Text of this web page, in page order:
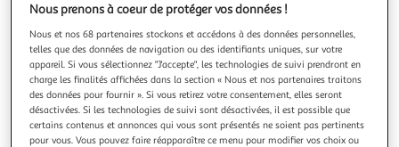
Nous prenons à coeur de protéger vos données !
Nous et nos 68 partenaires stockons et accédons à des données personnelles,
telles que des données de navigation ou des identifiants uniques, sur votre
appareil. Si vous sélectionnez "J'accepte", les technologies de suivi prendront en
charge les finalités affichées dans la section « Nous et nos partenaires traitons
des données pour fournir ». Si vous retirez votre consentement, elles seront
désactivées. Si les technologies de suivi sont désactivées, il est possible que
certains contenus et annonces qui vous sont présentés ne soient pas pertinents
pour vous. Vous pouvez faire réapparaître ce menu pour modifier vos choix ou